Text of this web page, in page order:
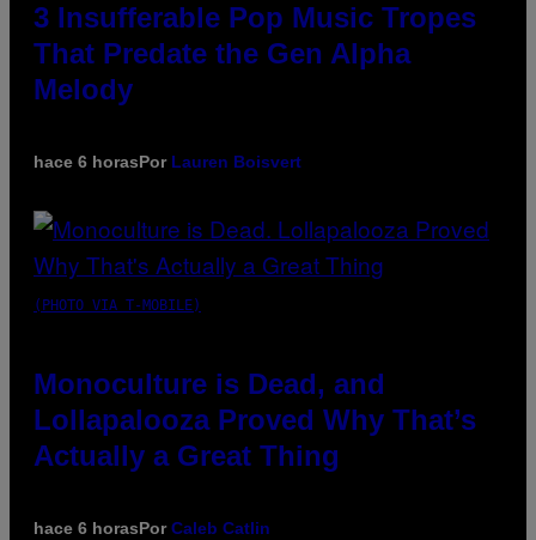
3 Insufferable Pop Music Tropes
That Predate the Gen Alpha
Melody
hace 6 horasPor Lauren Boisvert
(PHOTO VIA T-MOBILE)
Monoculture is Dead, and
Lollapalooza Proved Why That’s
Actually a Great Thing
hace 6 horasPorCaleb Catlin